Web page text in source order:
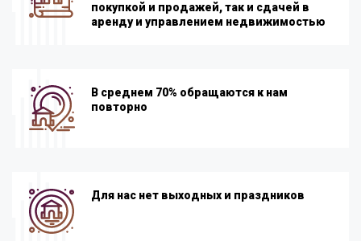
покупкой и продажей, так и сдачей в
аренду и управлением недвижимостью
В среднем 70% обращаются к нам
повторно
Для нас нет выходных и праздников